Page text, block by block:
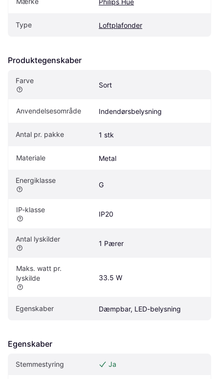
Philips Hue
Type Loftplafonder
Produktegenskaber
Farve
Sort
Anvendelsesområde Indendørsbelysning
Antal pr. pakke 1 stk
Materiale Metal
Energiklasse
G
IP-klasse
IP20
Antal lyskilder
1 Pærer
Maks. watt pr.
lyskilde
33.5 W
Egenskaber Dæmpbar, LED-belysning
Egenskaber
Stemmestyring Ja